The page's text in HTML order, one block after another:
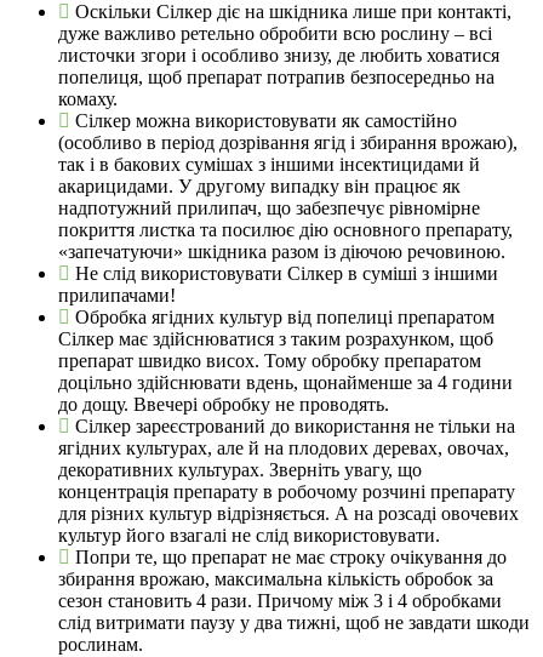
Оскільки Сілкер діє на шкідника лише при контакті,
дуже важливо ретельно обробити всю рослину – всі
листочки згори і особливо знизу, де любить ховатися
попелиця, щоб препарат потрапив безпосередньо на
комаху.
Сілкер можна використовувати як самостійно
(особливо в період дозрівання ягід і збирання врожаю),
так і в бакових сумішах з іншими інсектицидами й
акарицидами. У другому випадку він працює як
надпотужний прилипач, що забезпечує рівномірне
покриття листка та посилює дію основного препарату,
«запечатуючи» шкідника разом із діючою речовиною.
Не слід використовувати Сілкер в суміші з іншими
прилипачами!
Обробка ягідних культур від попелиці препаратом
Сілкер має здійснюватися з таким розрахунком, щоб
препарат швидко висох. Тому обробку препаратом
доцільно здійснювати вдень, щонайменше за 4 години
до дощу. Ввечері обробку не проводять.
Сілкер зареєстрований до використання не тільки на
ягідних культурах, але й на плодових деревах, овочах,
декоративних культурах. Зверніть увагу, що
концентрація препарату в робочому розчині препарату
для різних культур відрізняється. А на розсаді овочевих
культур його взагалі не слід використовувати.
Попри те, що препарат не має строку очікування до
збирання врожаю, максимальна кількість обробок за
сезон становить 4 рази. Причому між 3 і 4 обробками
слід витримати паузу у два тижні, щоб не завдати шкоди
рослинам.